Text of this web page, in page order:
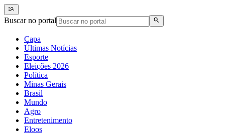
Buscar no portal
Capa
Últimas Notícias
Esporte
Eleições 2026
Política
Minas Gerais
Brasil
Mundo
Agro
Entretenimento
Eloos